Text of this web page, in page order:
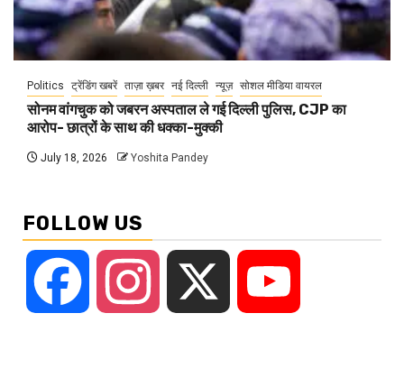
Politics ट्रेंडिंग खबरें ताज़ा ख़बर नई दिल्ली न्यूज़ सोशल मीडिया वायरल
सोनम वांगचुक को जबरन अस्पताल ले गई दिल्ली पुलिस, CJP का
आरोप- छात्रों के साथ की धक्का-मुक्की
July 18, 2026 Yoshita Pandey
FOLLOW US
Facebook Instagram